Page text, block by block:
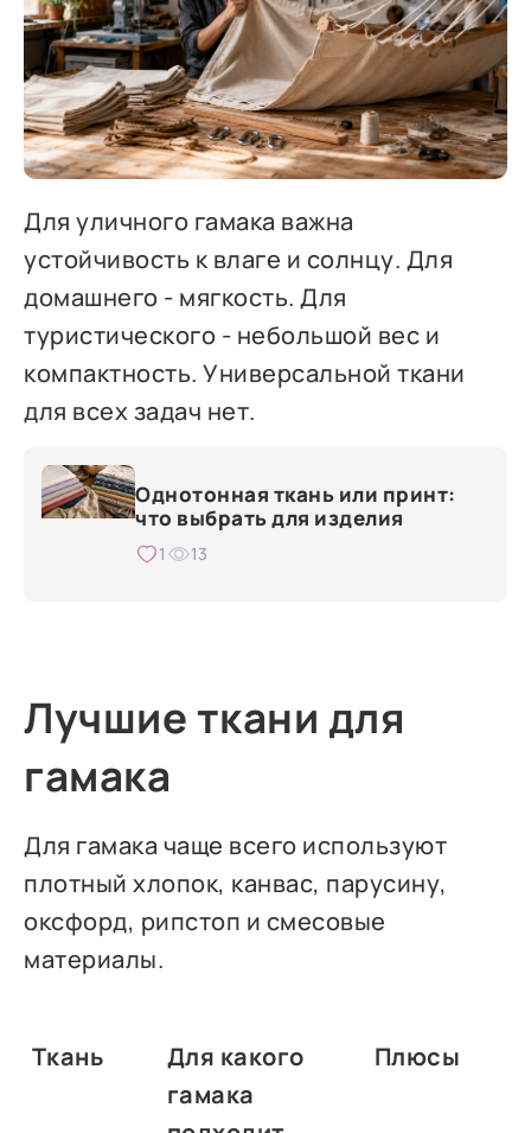
Для уличного гамака важна
устойчивость к влаге и солнцу. Для
домашнего - мягкость. Для
туристического - небольшой вес и
компактность. Универсальной ткани
для всех задач нет.
Однотонная ткань или принт:
что выбрать для изделия
1 13
Лучшие ткани для
гамака
Для гамака чаще всего используют
плотный хлопок, канвас, парусину,
оксфорд, рипстоп и смесовые
материалы.
Ткань
Для какого
гамака
Плюсы